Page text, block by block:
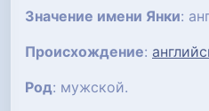
Значение имени Янки:
Происхождение:
Род: мужской.